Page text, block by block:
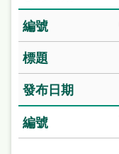
通
陳
情
系
統
English